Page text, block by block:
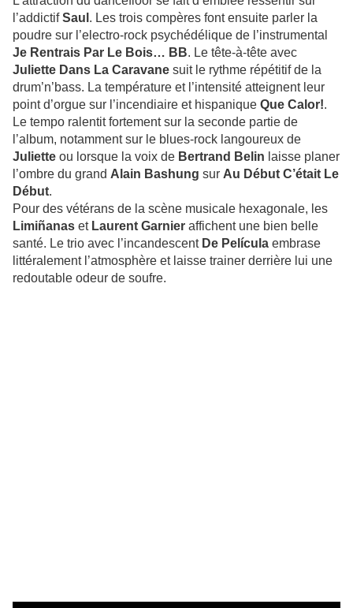
l’addictifSaul . Les trois compères font ensuite parler la
poudre sur l’electro-rock psychédélique de l’instrumental
Je Rentrais Par Le Bois… BB. Le tête-à-tête avec
Juliette Dans La Caravane suit le rythme répétitif de la
drum’n’bass. La température et l’intensité atteignent leur
point d’orgue sur l’incendiaire et hispanique Que Calor!.
Le tempo ralentit fortement sur la seconde partie de
l’album, notamment sur le blues-rock langoureux de
Juliette ou lorsque la voix de Bertrand Belin laisse planer
l’ombre du grand Alain Bashung sur Au Début C’était Le
Début.
Pour des vétérans de la scène musicale hexagonale, les
Limiñanas et Laurent Garnier affichent une bien belle
santé. Le trio avec l’incandescent De Película embrase
littéralement l’atmosphère et laisse trainer derrière lui une
redoutable odeur de soufre.